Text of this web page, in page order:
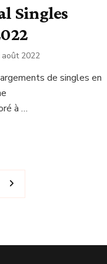
Singles
août 2022
de singles en
à …